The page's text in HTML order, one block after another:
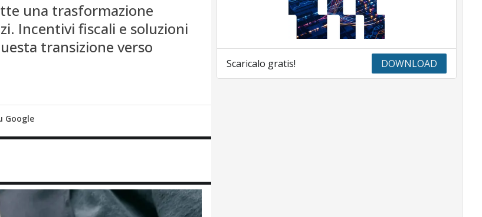
una trasformazione
Incentivi fiscali e soluzioni
transizione verso
Google
Scaricalo gratis! DOWNLOAD